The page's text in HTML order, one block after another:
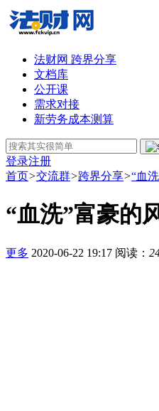
法财网 跨界分享
文档库
公开课
需求对接
新劳务成本测算
登录注册
首页>交流群>跨界分享>“血
“血洗”富豪的
更多 2020-06-22 19:17 阅读：